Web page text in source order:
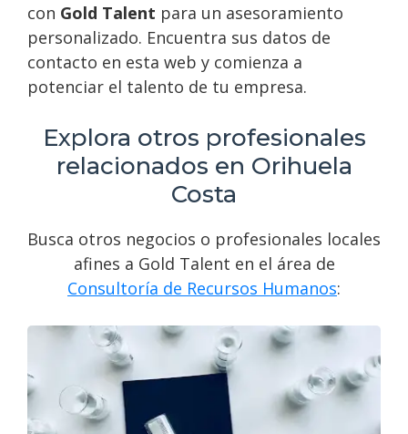
con Gold Talent para un asesoramiento
personalizado. Encuentra sus datos de
contacto en esta web y comienza a
potenciar el talento de tu empresa.
Explora otros profesionales
relacionados en Orihuela
Costa
Busca otros negocios o profesionales locales
afines a Gold Talent en el área de
Consultoría de Recursos Humanos: